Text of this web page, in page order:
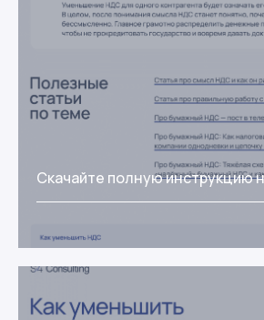
Скачайте полную инструкцию